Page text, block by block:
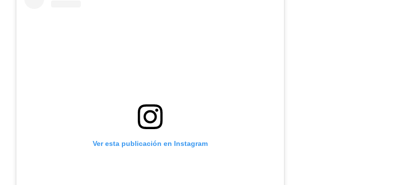
Ver esta publicación en Instagram